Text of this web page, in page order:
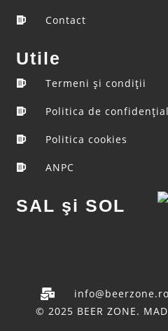
Contact
Utile
Termeni şi condiţii
Politica de
Politica cookies
ANPC
SAL şi SOL
© 2025 BEER ZONE.
info@beerzone.ro